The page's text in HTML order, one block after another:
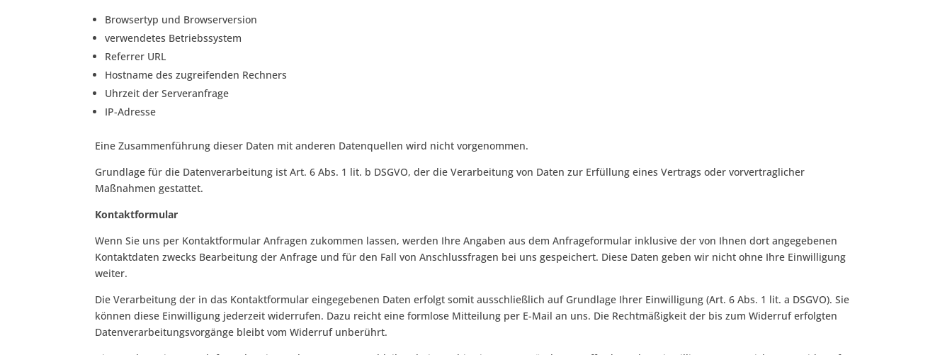
Browsertyp und Browserversion
verwendetes Betriebssystem
Referrer URL
Hostname des zugreifenden Rechners
Uhrzeit der Serveranfrage
IP-Adresse
Eine Zusammenführung dieser Daten mit anderen Datenquellen wird nicht vorgenommen.
Grundlage für die Datenverarbeitung ist Art. 6 Abs. 1 lit. b DSGVO, der die Verarbeitung von Daten zur Erfüllung eines Vertrags oder vorvertraglicher
Maßnahmen gestattet.
Kontaktformular
Wenn Sie uns per Kontaktformular Anfragen zukommen lassen, werden Ihre Angaben aus dem Anfrageformular inklusive der von Ihnen dort angegebenen
Kontaktdaten zwecks Bearbeitung der Anfrage und für den Fall von Anschlussfragen bei uns gespeichert. Diese Daten geben wir nicht ohne Ihre Einwilligung
weiter.
Die Verarbeitung der in das Kontaktformular eingegebenen Daten erfolgt somit ausschließlich auf Grundlage Ihrer Einwilligung (Art. 6 Abs. 1 lit. a DSGVO). Sie
können diese Einwilligung jederzeit widerrufen. Dazu reicht eine formlose Mitteilung per E-Mail an uns. Die Rechtmäßigkeit der bis zum Widerruf erfolgten
Datenverarbeitungsvorgänge bleibt vom Widerruf unberührt.